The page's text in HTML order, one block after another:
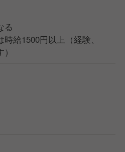
る
給1500円以上（経験、